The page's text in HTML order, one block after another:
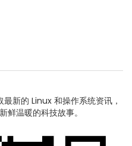
新的 Linux 和操作系统资讯，
鲜温暖的科技故事。